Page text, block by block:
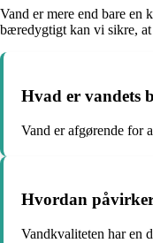
Vand er mere end bare en
bæredygtigt kan vi sikre,
Hvad er vandets
Vand er afgørende for
Hvordan
Vandkvaliteten har en